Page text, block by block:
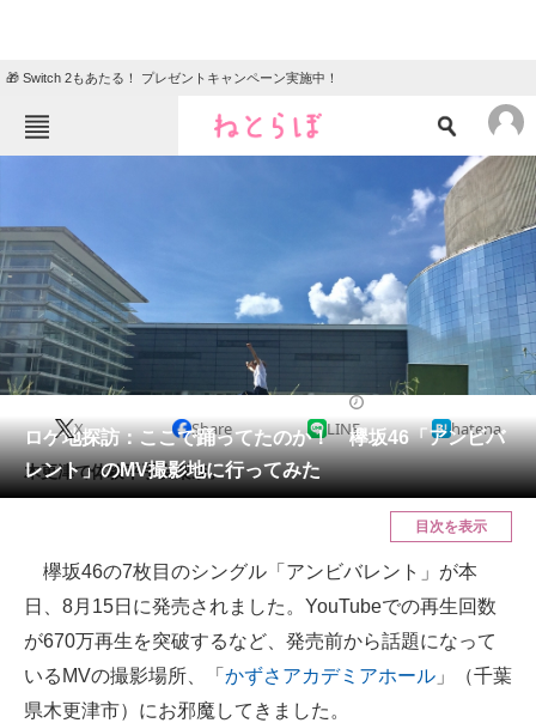
🎁 Switch 2もあたる！ プレゼントキャンペーン実施中！
エンタメ
グルメ
住まい
動物 リサーチ
会員記事
メディア
ITの今と未来を見通す
スマホと通信の最新トレンド
進化するPCとデバイスの未来
ロケ地探訪：ここで踊ってたのか！ 欅坂46「アンビバ
レント」のMV撮影地に行ってみた
X Share LINE hatena
木更津で体験平手友梨奈。
目次を表示
欅坂46の7枚目のシングル「アンビバレント」が本
日、8月15日に発売されました。YouTubeでの再生回数
が670万再生を突破するなど、発売前から話題になって
いるMVの撮影場所、「 かずさアカデミアホール 」（千葉
県木更津市）にお邪魔してきました。